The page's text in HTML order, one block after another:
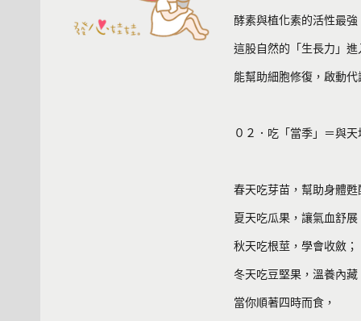
酵素與植化素的活性最強
這股自然的「生長力」
能幫助細胞修復，啟動代
０２．吃「當季」＝與
春天吃芽苗，幫助身體甦
夏天吃瓜果，讓氣血舒展
秋天吃根莖，學會收斂；
冬天吃豆堅果，溫養內藏
當你順著四時而食，